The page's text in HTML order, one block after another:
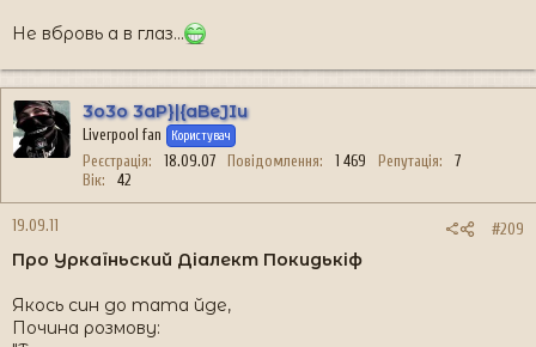
Не вбровь а в глаз...
3o3o 3aP}|{aBeJIu
Liverpool fan Користувач
Реєстрація 18.09.07 Повідомлення 1 469 Репутація
7
Вік
42
19.09.11 #209
Про Уркаїньский Дiалект Покидькiф
Якось син до тата йде,
Почина розмову: